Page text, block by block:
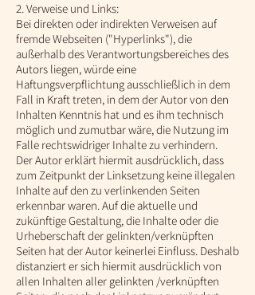
2. Verweise und Links:
Bei direkten oder indirekten Verweisen auf
fremde Webseiten ("Hyperlinks"), die
außerhalb des Verantwortungsbereiches des
Autors liegen, würde eine
Haftungsverpflichtung ausschließlich in dem
Fall in Kraft treten, in dem der Autor von den
Inhalten Kenntnis hat und es ihm technisch
möglich und zumutbar wäre, die Nutzung im
Falle rechtswidriger Inhalte zu verhindern.
Der Autor erklärt hiermit ausdrücklich, dass
zum Zeitpunkt der Linksetzung keine illegalen
Inhalte auf den zu verlinkenden Seiten
erkennbar waren. Auf die aktuelle und
zukünftige Gestaltung, die Inhalte oder die
Urheberschaft der gelinkten/verknüpften
Seiten hat der Autor keinerlei Einfluss. Deshalb
distanziert er sich hiermit ausdrücklich von
allen Inhalten aller gelinkten /verknüpften